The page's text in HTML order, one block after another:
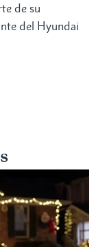
de su
del Hyundai